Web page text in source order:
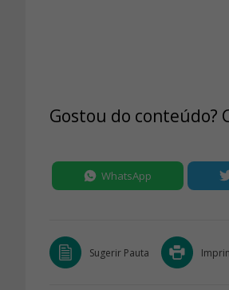
Gostou do conteúdo?
WhatsApp
Sugerir Pauta